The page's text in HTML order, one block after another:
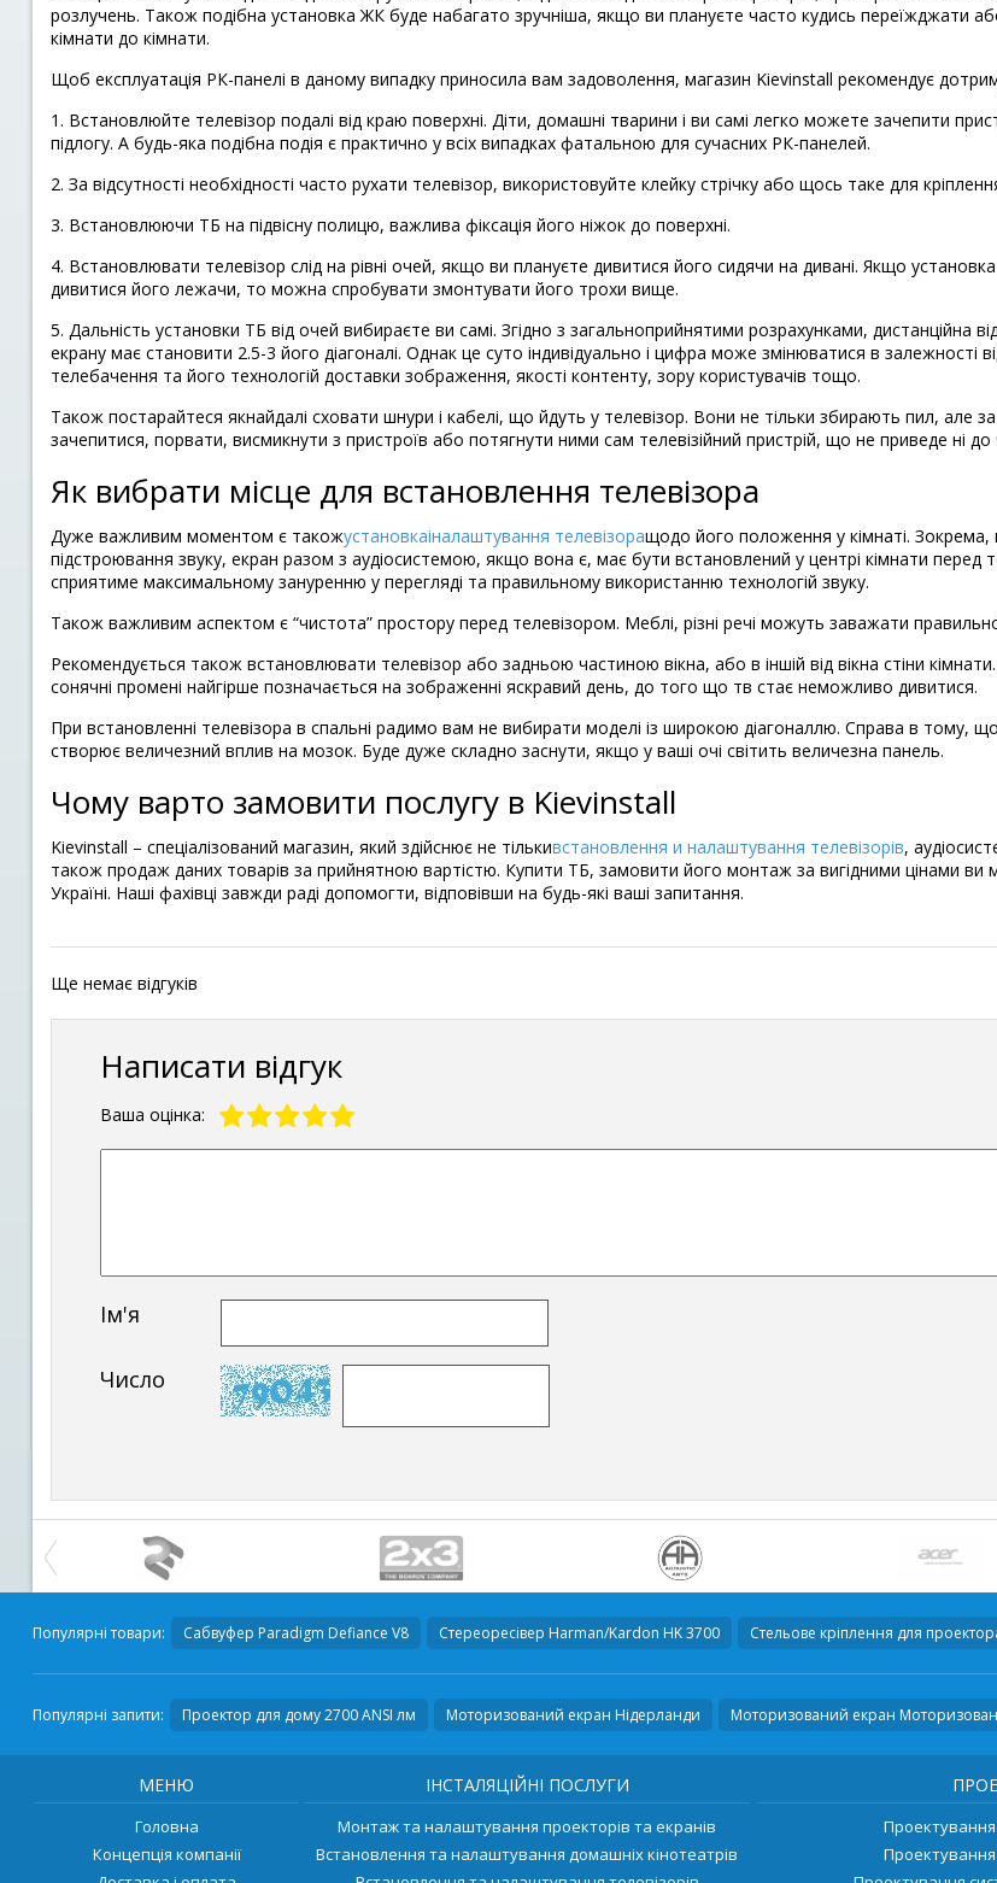
розлучень. Також подібна установка ЖК буде набагато зручніша, якщо ви плануєте часто кудись переїжджати
кімнати до кімнати.
Щоб експлуатація РК-панелі в даному випадку приносила вам задоволення, магазин Kievinstall рекомендує
1. Встановлюйте телевізор подалі від краю поверхні. Діти, домашні тварини і ви самі легко можете зачепити
підлогу. А будь-яка подібна подія є практично у всіх випадках фатальною для сучасних РК-панелей.
2. За відсутності необхідності часто рухати телевізор, використовуйте клейку стрічку або щось таке для
3. Встановлюючи ТБ на підвісну полицю, важлива фіксація його ніжок до поверхні.
4. Встановлювати телевізор слід на рівні очей, якщо ви плануєте дивитися його сидячи на дивані. Якщо
дивитися його лежачи, то можна спробувати змонтувати його трохи вище.
5. Дальність установки ТБ від очей вибираєте ви самі. Згідно з загальноприйнятими розрахунками, дистанційна
екрану має становити 2.5-3 його діагоналі. Однак це суто індивідуально і цифра може змінюватися в залежності
телебачення та його технологій доставки зображення, якості контенту, зору користувачів тощо.
Також постарайтеся якнайдалі сховати шнури і кабелі, що йдуть у телевізор. Вони не тільки збирають пил, але
зачепитися, порвати, висмикнути з пристроїв або потягнути ними сам телевізійний пристрій, що не приведе ні
Як вибрати місце для встановлення телевізора
Дуже важливим моментом є такожустановкаіналаштування телевізоращодо його положення у кімнаті. Зокрема,
підстроювання звуку, екран разом з аудіосистемою, якщо вона є, має бути встановлений у центрі кімнати перед
сприятиме максимальному зануренню у перегляді та правильному використанню технологій звуку.
Також важливим аспектом є “чистота” простору перед телевізором. Меблі, різні речі можуть заважати
Рекомендується також встановлювати телевізор або задньою частиною вікна, або в іншій від вікна стіни
сонячні промені найгірше позначається на зображенні яскравий день, до того що тв стає неможливо дивитися.
При встановленні телевізора в спальні радимо вам не вибирати моделі із широкою діагоналлю. Справа в тому,
створює величезний вплив на мозок. Буде дуже складно заснути, якщо у ваші очі світить величезна панель.
Чому варто замовити послугу в Kievinstall
Kievinstall – спеціалізований магазин, який здійснює не тількивстановлення и налаштування телевізорів,
також продаж даних товарів за прийнятною вартістю. Купити ТБ, замовити його монтаж за вигідними цінами ви
Україні. Наші фахівці завжди раді допомогти, відповівши на будь-які ваші запитання.
Ще немає відгуків
Написати відгук
Ваша оцінка:
Ім'я
Число
Популярні товари: Сабвуфер Paradigm Defiance V8 Стереоресівер Harman/Kardon HK 3700 Стельове кріплення для
Популярні запити: Проектор для дому 2700 ANSI лм Моторизований екран Нідерланди Моторизований екран
МЕНЮ
Головна
Концепція компанії
ІНСТАЛЯЦІЙНІ ПОСЛУГИ
Монтаж та налаштування проекторів та екранів
Встановлення та налаштування домашніх кінотеатрів
Проектування